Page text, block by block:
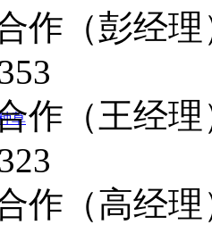
草
作（彭经理
作（王经理
作（高经理